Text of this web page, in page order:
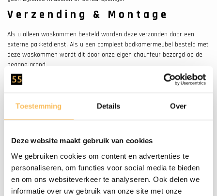
Toestemming Details Over
Deze website maakt gebruik van cookies
We gebruiken cookies om content en advertenties te
personaliseren, om functies voor social media te bieden
en om ons websiteverkeer te analyseren. Ook delen we
informatie over uw gebruik van onze site met onze
Verzending & Montage
Als u alleen waskommen besteld worden deze verzonden door een
externe pakketdienst. Als u een compleet badkamermeubel besteld met
deze waskommen wordt dit door onze eigen chauffeur bezorgd op de
begane grond.
Nog vragen of hulp nodig?
onze medewerkers via de chat rechts onderin.
✔Grote voorraden ✔Bestel
veilig online ✔Snel
geleverd